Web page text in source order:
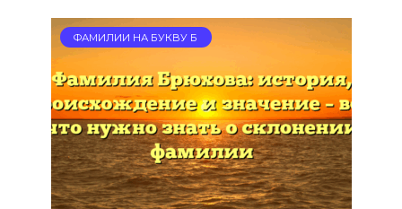
ФАМИЛИИ НА БУКВУ Б